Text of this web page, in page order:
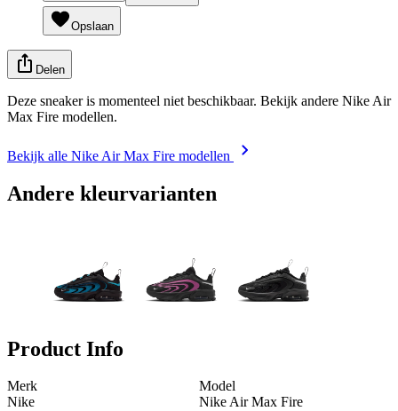
Opslaan
Delen
Deze sneaker is momenteel niet beschikbaar. Bekijk andere Nike Air
Max Fire modellen.
Bekijk alle Nike Air Max Fire modellen
Andere kleurvarianten
Product Info
Merk
Nike
Model
Nike Air Max Fire